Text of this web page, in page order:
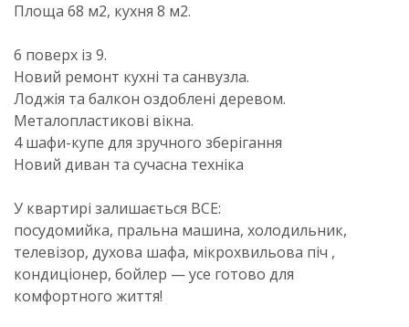
Площа 68 м2, кухня 8 м2.
6 поверх із 9.
Новий ремонт кухні та санвузла.
Лоджія та балкон оздоблені деревом.
Металопластикові вікна.
4 шафи-купе для зручного зберігання
Новий диван та сучасна техніка
У квартирі залишається ВСЕ:
посудомийка, пральна машина, холодильник,
телевізор, духова шафа, мікрохвильова піч ,
кондиціонер, бойлер — усе готово для
комфортного життя!